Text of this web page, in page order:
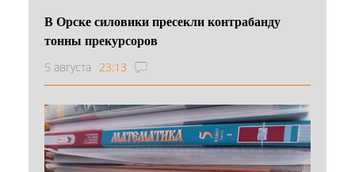
В Орске силовики пресекли контрабанду
тонны прекурсоров
5 августа 23:13